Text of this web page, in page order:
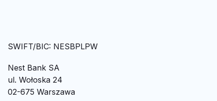
SWIFT/BIC: NESBPLPW
Nest Bank SA
ul. Wołoska 24
02-675 Warszawa